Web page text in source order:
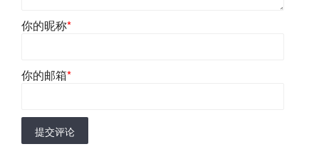
你的昵称*
你的邮箱*
提交评论